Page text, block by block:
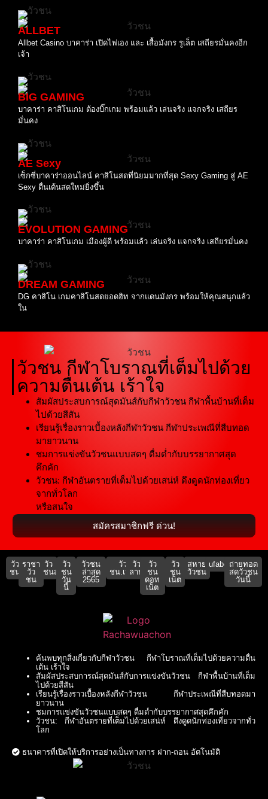
ALLBET
Allbet Casino บาคาร่า เปิดไพ่เอง และ เสื้อมังกร รูเล็ต เสถียรมั่นคงอีก
เจ้า
BIG GAMING
บาคาร่า คาสิโนเกม ต้องบิ๊กเกม พร้อมแล้ว เล่นจริง แจกจริง เสถียร
มั่นคง
AE Sexy
เซ็กซี่บาคาร่าออนไลน์ คาสิโนสดที่นิยมมากที่สุด Sexy Gaming สู่ AE
Sexy ตื่นเต้นสดใหม่ยิ่งขึ้น
EVOLUTION GAMING
บาคาร่า คาสิโนเกม เมืองผู้ดี พร้อมแล้ว เล่นจริง แจกจริง เสถียรมั่นคง
DREAM GAMING
DG คาสิโน เกมคาสิโนสดยอดฮิท จากแดนมังกร พร้อมให้คุณสนุกแล้ว
ใน
วัวชน กีฬาโบราณที่เต็มไปด้วย
ความตื่นเต้น เร้าใจ
สัมผัสประสบการณ์สุดมันส์กับกีฬาวัวชน กีฬาพื้นบ้านที่เต็ม
ไปด้วยสีสัน
เรียนรู้เรื่องราวเบื้องหลังกีฬาวัวชน กีฬาประเพณีที่สืบทอด
มายาวนาน
ชมการแข่งขันวัวชนแบบสดๆ ดื่มด่ำกับบรรยากาศสุด
คึกคัก
วัวชน: กีฬาอันตรายที่เต็มไปด้วยเสน่ห์ ดึงดูดนักท่องเที่ยว
จากทั่วโลก
หรือสนใจ
สมัครสมาชิกฟรี ด่วน!
วัว
ชน
ราชา
วัว
ชน
วัว
ชนสด
วัว
ชน
วัน
นี้
วัวชน
ล่าสุด
2565
วัว
ชน.เน็ต
วัว
ลาน
วัว
ชน
ดอท
เน็ต
วัว
ชน
เน็ต
สหาย
วัวชน
ufabet911ถ่ายทอด
สดวัวชน
วันนี้
ค้นพบทุกสิ่งเกี่ยวกับกีฬาวัวชน กีฬาโบราณที่เต็มไปด้วยความตื่น
เต้น เร้าใจ
สัมผัสประสบการณ์สุดมันส์กับการแข่งขันวัวชน กีฬาพื้นบ้านที่เต็ม
ไปด้วยสีสัน
เรียนรู้เรื่องราวเบื้องหลังกีฬาวัวชน กีฬาประเพณีที่สืบทอดมา
ยาวนาน
ชมการแข่งขันวัวชนแบบสดๆ ดื่มด่ำกับบรรยากาศสุดคึกคัก
วัวชน: กีฬาอันตรายที่เต็มไปด้วยเสน่ห์ ดึงดูดนักท่องเที่ยวจากทั่ว
โลก
ธนาคารที่เปิดให้บริการอย่างเป็นทางการ ฝาก-ถอน อัตโนมัติ